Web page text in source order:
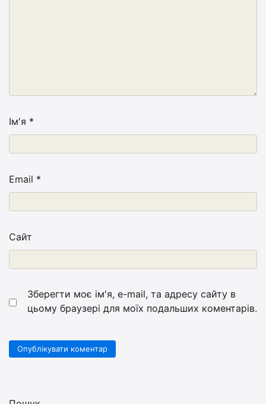
Ім'я *
Email *
Сайт
Зберегти моє ім'я, e-mail, та адресу сайту в
цьому браузері для моїх подальших коментарів.